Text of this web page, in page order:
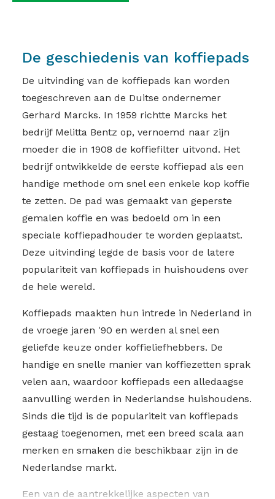
De geschiedenis van koffiepads
De uitvinding van de koffiepads kan worden
toegeschreven aan de Duitse ondernemer
Gerhard Marcks. In 1959 richtte Marcks het
bedrijf Melitta Bentz op, vernoemd naar zijn
moeder die in 1908 de koffiefilter uitvond. Het
bedrijf ontwikkelde de eerste koffiepad als een
handige methode om snel een enkele kop koffie
te zetten. De pad was gemaakt van geperste
gemalen koffie en was bedoeld om in een
speciale koffiepadhouder te worden geplaatst.
Deze uitvinding legde de basis voor de latere
populariteit van koffiepads in huishoudens over
de hele wereld.
Koffiepads maakten hun intrede in Nederland in
de vroege jaren '90 en werden al snel een
geliefde keuze onder koffieliefhebbers. De
handige en snelle manier van koffiezetten sprak
velen aan, waardoor koffiepads een alledaagse
aanvulling werden in Nederlandse huishoudens.
Sinds die tijd is de populariteit van koffiepads
gestaag toegenomen, met een breed scala aan
merken en smaken die beschikbaar zijn in de
Nederlandse markt.
Een van de aantrekkelijke aspecten van